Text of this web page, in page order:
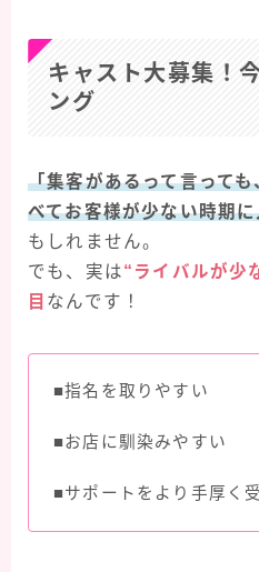
キャスト大募集！
ング
「集客があるって言って
べてお客様が少ない時期
もしれません。
でも、実は“ライバルが少
目 なんです！
■指名を取りやすい
■お店に馴染みやすい
■サポートをより手厚く